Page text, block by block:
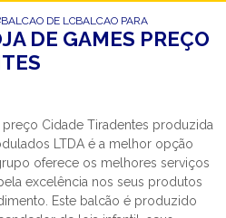
LOJA
BALCAO DE LOJA INFANTIL
BALCAO PARA LOJA DE
DE GAMES PREÇO
Cidade Tiradentes produzida
LTDA é a melhor opção
oferece os melhores serviços
excelência nos seus produtos
Este balcão é produzido